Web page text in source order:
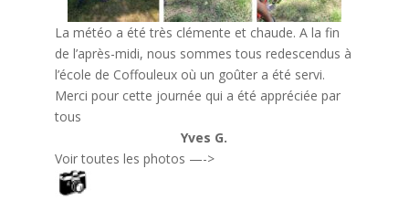
La météo a été très clémente et chaude. A la fin
de l’après-midi, nous sommes tous redescendus à
l’école de Coffouleux où un goûter a été servi.
Merci pour cette journée qui a été appréciée par
tous
Yves G.
Voir toutes les photos —->